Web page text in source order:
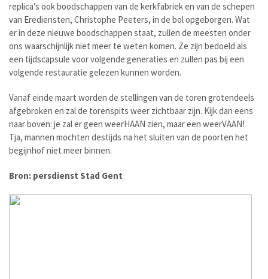
replica’s ook boodschappen van de kerkfabriek en van de schepen
van Erediensten, Christophe Peeters, in de bol opgeborgen. Wat
er in deze nieuwe boodschappen staat, zullen de meesten onder
ons waarschijnlijk niet meer te weten komen. Ze zijn bedoeld als
een tijdscapsule voor volgende generaties en zullen pas bij een
volgende restauratie gelezen kunnen worden.
Vanaf einde maart worden de stellingen van de toren grotendeels
afgebroken en zal de torenspits weer zichtbaar zijn. Kijk dan eens
naar boven: je zal er geen weerHAAN zien, maar een weerVAAN!
Tja, mannen mochten destijds na het sluiten van de poorten het
begijnhof niet meer binnen.
Bron: persdienst Stad Gent